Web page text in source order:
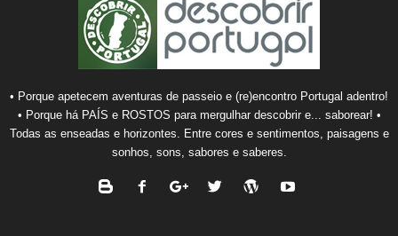
• Porque apetecem aventuras de passeio e (re)encontro Portugal adentro!
• Porque há PAÍS e ROSTOS para mergulhar descobrir e... saborear! •
Todas as enseadas e horizontes. Entre cores e sentimentos, paisagens e
sonhos, sons, sabores e saberes.